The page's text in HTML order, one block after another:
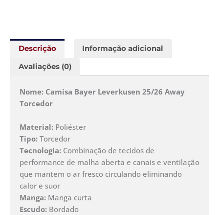
Descrição Informação adicional
Avaliações (0)
Nome: Camisa Bayer Leverkusen 25/26 Away
Torcedor
Material: Poliéster
Tipo: Torcedor
Tecnologia: Combinação de tecidos de
performance de malha aberta e canais e ventilação
que mantem o ar fresco circulando eliminando
calor e suor
Manga: Manga curta
Escudo: Bordado